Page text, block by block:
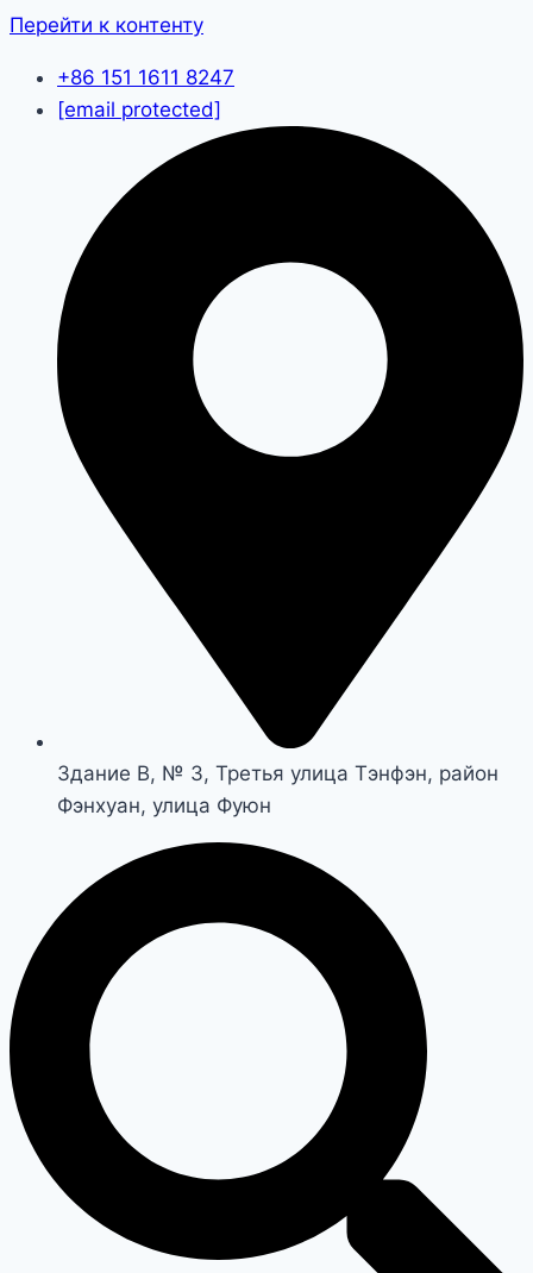
Перейти к контенту
+86 151 1611 8247
[email protected]
Здание B, № 3, Третья улица Тэнфэн, район
Фэнхуан, улица Фуюн